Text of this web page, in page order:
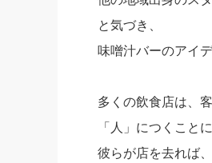
と気づき、
味噌汁バーのアイ
多くの飲食店は、
「人」につくこと
彼らが店を去れば